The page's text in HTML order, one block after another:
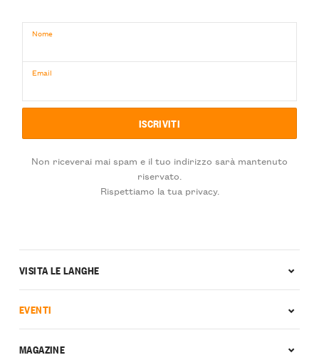
Nome
Email
Non riceverai mai spam e il tuo indirizzo sarà mantenuto
riservato.
Rispettiamo la tua privacy.
VISITA LE LANGHE
EVENTI
MAGAZINE